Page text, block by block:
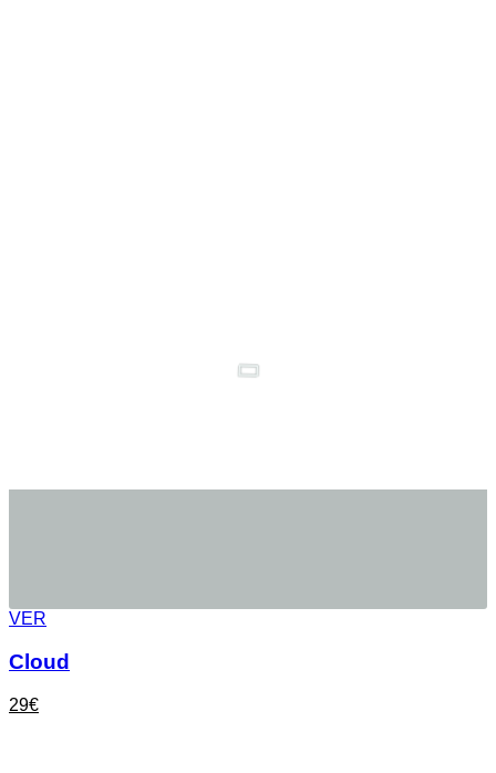
VER
Cloud
29€